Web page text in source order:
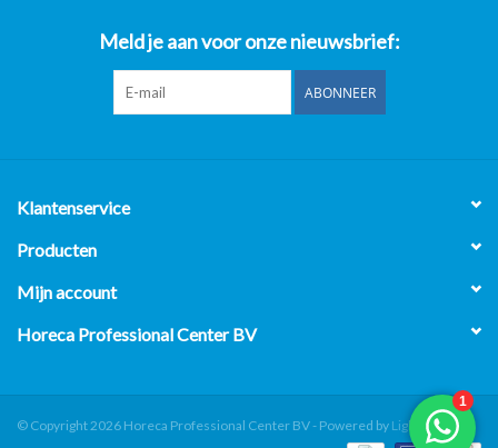
Meld je aan voor onze nieuwsbrief:
ABONNEER
Klantenservice
Producten
Mijn account
Horeca Professional Center BV
© Copyright 2026 Horeca Professional Center BV - Powered by Lightspeed